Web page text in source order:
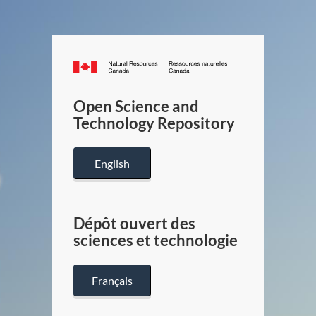
Canada.ca
/
Canada
Open Science and
Technology Repository
English
Dépôt ouvert des
sciences et technologie
Français